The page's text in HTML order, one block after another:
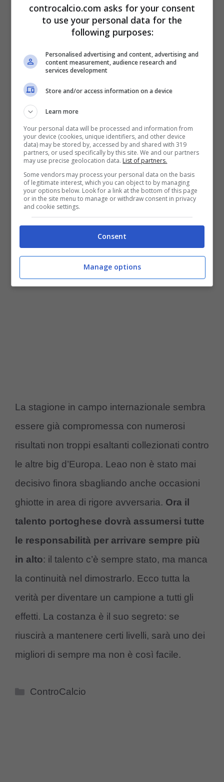
Su Leao è tornato a parlare anche Mario
Balotelli sempre protagonista ai microfoni di
Tv Play. L’attaccante italiano dell’Adana
Demirsporha rivelato come l’attaccante
portoghese dovrebbe impegnarsi come
fatto contro il Napoli: soltanto allora
sarebbe devastante. Un motivo in più per
spronare sempre il talento rossonero, che sta
attraversando un momento complicato. Ora il
Milan cercherà di fargli recuperare la migliore
condizione psico-fisica per riuscire così a
Champions League.
La stagione in campo internazionale sembra
essere già compromessa con numerosi
risultati non troppi esaltanti collezionati contro
le altre big d’Europa. Leao non è stato mai
decisivo finora sbagliando anche occasioni
ghiotte in area di rigore avversaria. Ora il
talento portoghese dovrà assumersi tutte
le responsabilità per arrivare sempre più
in alto: il talento c’è sempre stato, ma manca
la continuità nel dimostrarlo. Ecco tutta la
verità per diventare un campione a tutti gli
effetti. La costanza è il suo segreto: se
riuscirà a mantenere certi livelli, sarà uno dei
migliori di sempre ma non è così facile.
Categorie
ControCalcio
controcalcio.com asks for your consent
to use your personal data for the
following purposes:
Personalised advertising and content, advertising and
content measurement, audience research and
services development
Store and/or access information on a device
Learn more
Your personal data will be processed and information from
your device (cookies, unique identifiers, and other device
data) may be stored by, accessed by and shared with 319
partners, or used specifically by this site. We and our partners
may use precise geolocation data. List of partners.
Some vendors may process your personal data on the basis
of legitimate interest, which you can object to by managing
your options below. Look for a link at the bottom of this page
or in the site menu to manage or withdraw consent in privacy
and cookie settings.
Consent
Manage options